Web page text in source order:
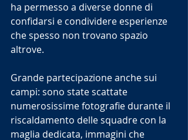
ha permesso a diverse donne di
confidarsi e condividere esperienze
che spesso non trovano spazio
altrove.
Grande partecipazione anche sui
campi: sono state scattate
numerosissime fotografie durante il
riscaldamento delle squadre con la
maglia dedicata, immagini che